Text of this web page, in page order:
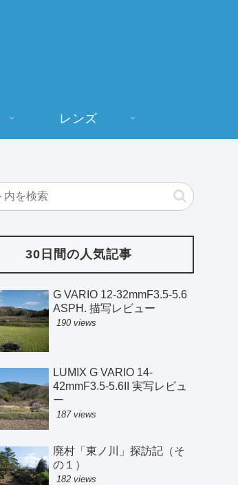
レンズ
30日間の人気記事
G VARIO 12-32mmF3.5-5.6
ASPH. 描写レビュー
190 views
LUMIX G VARIO 14-
42mmF3.5-5.6II 実写レビュ
ー
187 views
廃村「東ノ川」探訪記（そ
の１）
182 views